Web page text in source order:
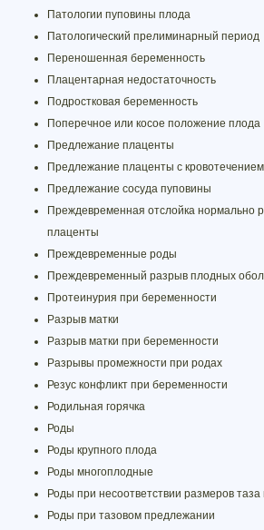
Патологии пуповины плода
Патологический прелиминарный период
Переношенная беременность
Плацентарная недостаточность
Подростковая беременность
Поперечное или косое положение плода
Предлежание плаценты
Предлежание плаценты с кровотечением
Предлежание сосуда пуповины
Преждевременная отслойка нормально
плаценты
Преждевременные роды
Преждевременный разрыв плодных
Протеинурия при беременности
Разрыв матки
Разрыв матки при беременности
Разрывы промежности при родах
Резус конфликт при беременности
Родильная горячка
Роды
Роды крупного плода
Роды многоплодные
Роды при несоответствии размеров
Роды при тазовом предлежании